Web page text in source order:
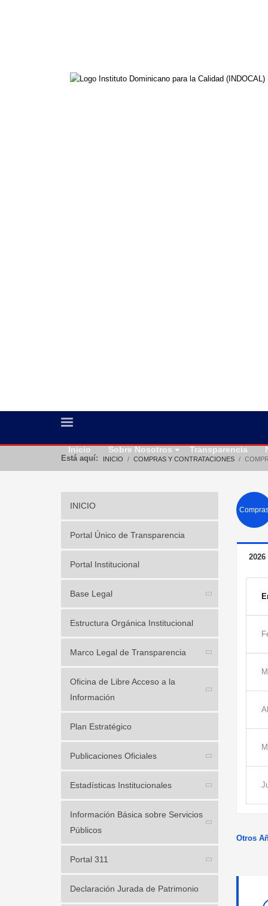
Inicio Sobre Nosotros Transparencia
Está aquí: INICIO COMPRAS Y CONTRATACIONES
INICIO
Portal Único de Transparencia
Portal Institucional
Base Legal
Estructura Orgánica Institucional
Marco Legal de Transparencia
Oficina de Libre Acceso a la
Información
Plan Estratégico
Publicaciones Oficiales
Estadísticas Institucionales
Información Básica sobre Servicios
Públicos
Portal 311
Declaración Jurada de Patrimonio
2026
Otros